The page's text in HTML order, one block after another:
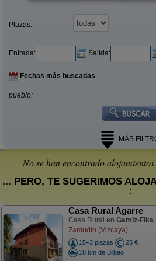
Plazas:
Entrada: Salida:
Fechas más buscadas
pueblo:
MÁS
No se han encontrado alojamientos
... PERO, TE SUGERIMOS
:
Casa Rural Agarre
Casa Rural en Gamiz-Fika
Zamudio (Vizcaya)
15+3 plazas
25 €
18 km de Bilbao